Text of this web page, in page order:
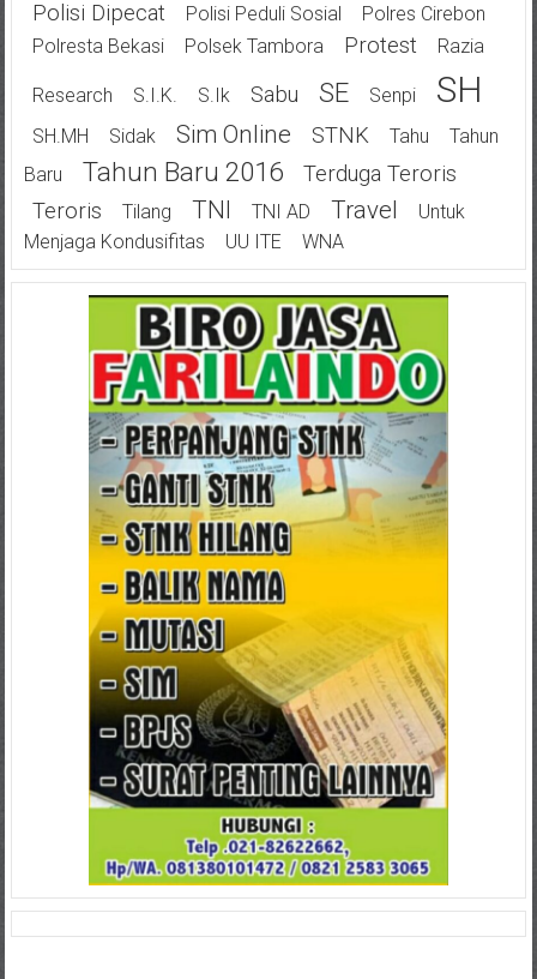
Polisi Dipecat Polisi Peduli Sosial
Polres Cirebon
Polresta Bekasi
Polsek Tambora Protest Razia
Research S.I.K. S.Ik Sabu SE Senpi SH
SH.MH Sidak Sim Online STNK Tahu
Tahun
Baru
Tahun Baru 2016
Terduga Teroris
Teroris
Tilang TNI TNI AD Travel
Untuk
Menjaga Kondusifitas
UU ITE WNA